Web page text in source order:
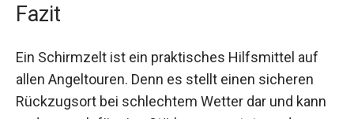
Fazit
Ein Schirmzelt ist ein praktisches Hilfsmittel auf
allen Angeltouren. Denn es stellt einen sicheren
Rückzugsort bei schlechtem Wetter dar und kann